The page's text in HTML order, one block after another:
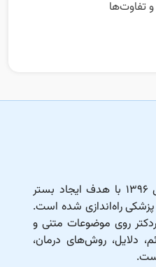
تفاوت‌ها
مجله اینترنتی دکتردکتر در سال ۱۳۹۶ با هدف ایجاد بستر
پزشکی راه‌اندازی شده است.
روی موضوعات متنی و
دلایل، روش‌های درمان،